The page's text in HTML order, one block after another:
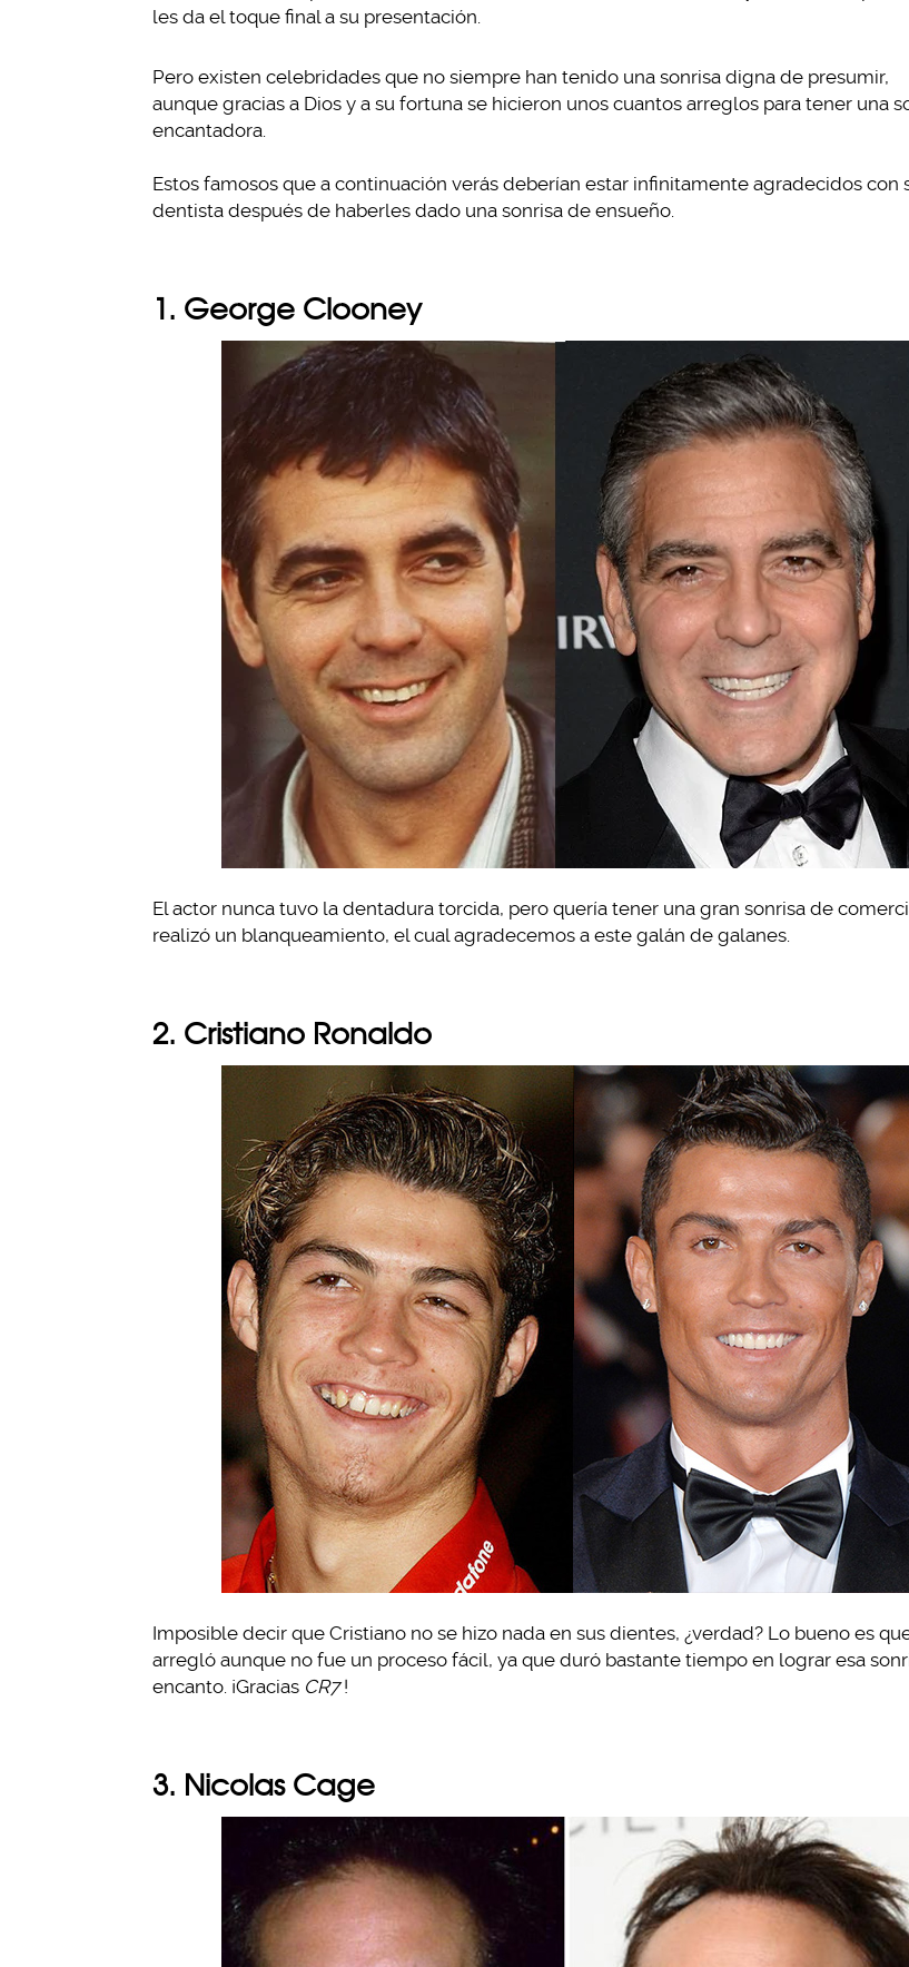
les da el toque final a su presentación.
Pero existen celebridades que no siempre han tenido una sonrisa digna de presumir,
aunque gracias a Dios y a su fortuna se hicieron unos cuantos arreglos para tener una
encantadora.
Estos famosos que a continuación verás deberían estar infinitamente agradecidos con
dentista después de haberles dado una sonrisa de ensueño.
1. George Clooney
El actor nunca tuvo la dentadura torcida, pero quería tener una gran sonrisa de
realizó un blanqueamiento, el cual agradecemos a este galán de galanes.
2. Cristiano Ronaldo
Imposible decir que Cristiano no se hizo nada en sus dientes, ¿verdad? Lo bueno es
arregló aunque no fue un proceso fácil, ya que duró bastante tiempo en lograr esa
encanto. ¡Gracias CR7 !
3. Nicolas Cage